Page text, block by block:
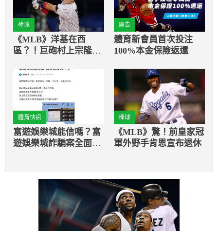
棒球
《MLB》洋基在西
區？！巨砲村上宗隆不
廣告
體育新會員首次投注
100%本金保險返還
體育快訊
富遊娛樂城能信嗎？富
遊娛樂城詐騙案全面剖
棒球
《MLB》驚！前皇家冠
軍外野手肯恩宣布退休